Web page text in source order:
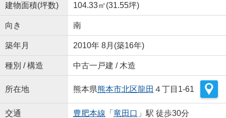
建物面積(坪数) 104.33㎡(31.55坪)
向き 南
築年月 2010年 8月(築16年)
種別 / 構造 中古一戸建 / 木造
所在地 熊本県熊本市北区龍田 ４丁目1-61
交通 豊肥本線 「 竜田口 」駅 徒歩30分